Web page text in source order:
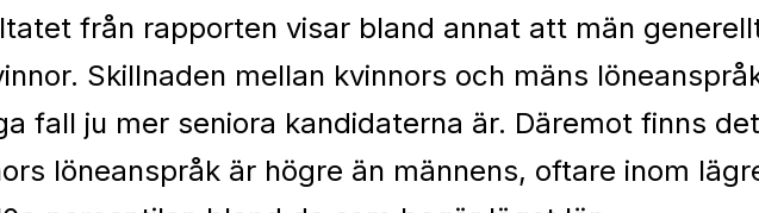
från rapporten visar bland annat att män
Skillnaden mellan kvinnors och mäns
fall ju mer seniora kandidaterna är. Däremot finns
löneanspråk är högre än männens, oftare inom